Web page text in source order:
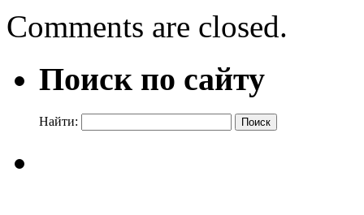
Comments are closed.
Поиск по сайту
Найти: